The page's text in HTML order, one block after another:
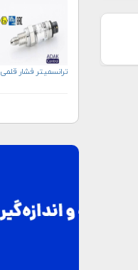
ترانسمیتر فشار قلمی